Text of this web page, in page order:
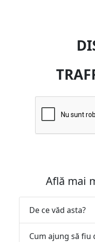
Află mai
De ce văd asta?
Cum ajung să fiu